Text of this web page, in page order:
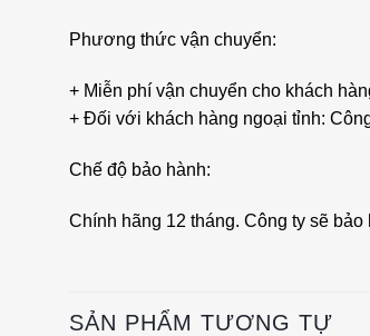
Phương thức vận chuyển:
+ Miễn phí vận chuyển cho khách
+ Đối với khách hàng ngoại tỉnh:
Chế độ bảo hành:
Chính hãng 12 tháng. Công ty sẽ
SẢN PHẨM TƯƠNG TỰ